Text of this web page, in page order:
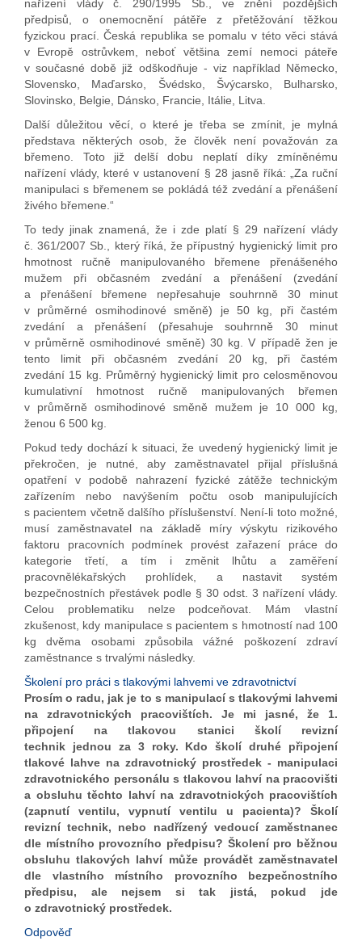
nařízení vlády č. 290/1995 Sb., ve znění pozdějších
předpisů, o onemocnění pátěře z přetěžování těžkou
fyzickou prací. Česká republika se pomalu v této věci stává
v Evropě ostrůvkem, neboť většina zemí nemoci páteře
v současné době již odškodňuje - viz například Německo,
Slovensko, Maďarsko, Švédsko, Švýcarsko, Bulharsko,
Slovinsko, Belgie, Dánsko, Francie, Itálie, Litva.
Další důležitou věcí, o které je třeba se zmínit, je mylná
představa některých osob, že člověk není považován za
břemeno. Toto již delší dobu neplatí díky zmíněnému
nařízení vlády, které v ustanovení § 28 jasně říká: „Za ruční
manipulaci s břemenem se pokládá též zvedání a přenášení
živého břemene.“
To tedy jinak znamená, že i zde platí § 29 nařízení vlády
č. 361/2007 Sb., který říká, že přípustný hygienický limit pro
hmotnost ručně manipulovaného břemene přenášeného
mužem při občasném zvedání a přenášení (zvedání
a přenášení břemene nepřesahuje souhrnně 30 minut
v průměrné osmihodinové směně) je 50 kg, při častém
zvedání a přenášení (přesahuje souhrnně 30 minut
v průměrně osmihodinové směně) 30 kg. V případě žen je
tento limit při občasném zvedání 20 kg, při častém
zvedání 15 kg. Průměrný hygienický limit pro celosměnovou
kumulativní hmotnost ručně manipulovaných břemen
v průměrně osmihodinové směně mužem je 10 000 kg,
ženou 6 500 kg.
Pokud tedy dochází k situaci, že uvedený hygienický limit je
překročen, je nutné, aby zaměstnavatel přijal příslušná
opatření v podobě nahrazení fyzické zátěže technickým
zařízením nebo navýšením počtu osob manipulujících
s pacientem včetně dalšího příslušenství. Není-li toto možné,
musí zaměstnavatel na základě míry výskytu rizikového
faktoru pracovních podmínek provést zařazení práce do
kategorie třetí, a tím i změnit lhůtu a zaměření
pracovnělékařských prohlídek, a nastavit systém
bezpečnostních přestávek podle § 30 odst. 3 nařízení vlády.
Celou problematiku nelze podceňovat. Mám vlastní
zkušenost, kdy manipulace s pacientem s hmotností nad 100
kg dvěma osobami způsobila vážné poškození zdraví
zaměstnance s trvalými následky.
Školení pro práci s tlakovými lahvemi ve zdravotnictví
Prosím o radu, jak je to s manipulací s tlakovými lahvemi
na zdravotnických pracovištích. Je mi jasné, že 1.
připojení na tlakovou stanici školí revizní
technik jednou za 3 roky. Kdo školí druhé připojení
tlakové lahve na zdravotnický prostředek - manipulaci
zdravotnického personálu s tlakovou lahví na pracovišti
a obsluhu těchto lahví na zdravotnických pracovištích
(zapnutí ventilu, vypnutí ventilu u pacienta)? Školí
revizní technik, nebo nadřízený vedoucí zaměstnanec
dle místního provozního předpisu? Školení pro běžnou
obsluhu tlakových lahví může provádět zaměstnavatel
dle vlastního místního provozního bezpečnostního
předpisu, ale nejsem si tak jistá, pokud jde
o zdravotnický prostředek.
Odpověď